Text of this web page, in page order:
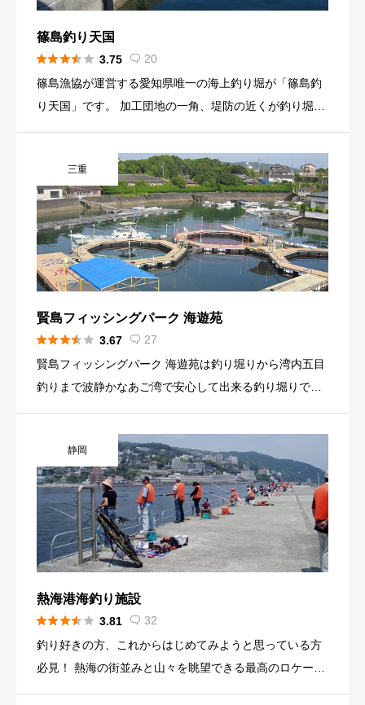
篠島釣り天国
 3.75  20
篠島漁協が運営する愛知県唯一の海上釣り堀が「篠島釣
り天国」です。 加工団地の一角、堤防の近くが釣り堀に
メ、イサキ、メバル、アイナメなど、大小様々な魚が放
されています。 海の魚ならではの強い引きが手軽に楽し
め、シーズンになると朝から大にぎわいです。 貸し竿も
あり、初めての人でも気軽に海釣りを楽しむことができ
ます。 その他本物の釣師の方も楽しめるメジナやグレの
好ポイントも島にはいっぱいあり、磯、沖堤、テトラか
らどこでも狙えます。
三重
賢島フィッシングパーク 海遊苑
 3.67  27
賢島フィッシングパーク 海遊苑は釣り堀りから湾内五目
釣りまで波静かなあご湾で安心して出来る釣り堀りで
しみいただけます。 ご希望により釣った魚をその場で即
料理してもらえます。
静岡
熱海港海釣り施設
 3.81  32
釣り好きの方、これからはじめてみようと思っている方
必見！ 熱海の街並みと山々を眺望できる最高のロケーシ